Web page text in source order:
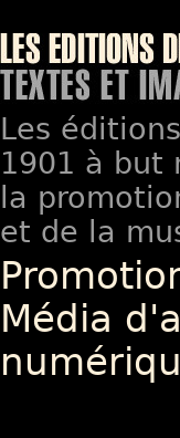
Les
1901 à but
la
et de la
Média